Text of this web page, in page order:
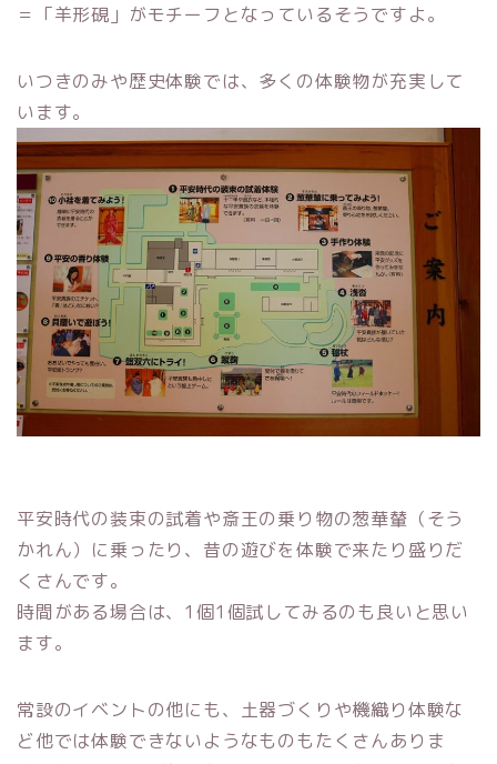
＝「羊形硯」がモチーフとなっているそうですよ。
いつきのみや歴史体験では、多くの体験物が充実して
います。
平安時代の装束の試着や斎王の乗り物の葱華輦（そう
かれん）に乗ったり、昔の遊びを体験で来たり盛りだ
くさんです。
時間がある場合は、1個1個試してみるのも良いと思い
ます。
常設のイベントの他にも、土器づくりや機織り体験な
ど他では体験できないようなものもたくさんありま